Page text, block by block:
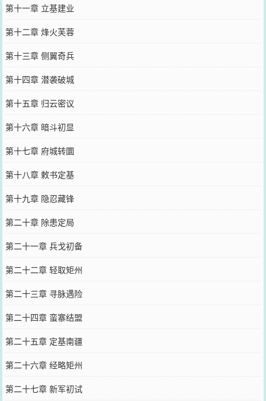
第十一章 立基建业
第十二章 烽火芙蓉
第十三章 侧翼奇兵
第十四章 潜袭破城
第十五章 归云密议
第十六章 暗斗初显
第十七章 府城转圜
第十八章 敕书定基
第十九章 隐忍藏锋
第二十章 除患定局
第二十一章 兵戈初备
第二十二章 轻取矩州
第二十三章 寻脉遇险
第二十四章 蛮寨结盟
第二十五章 定基南疆
第二十六章 经略矩州
第二十七章 新军初试